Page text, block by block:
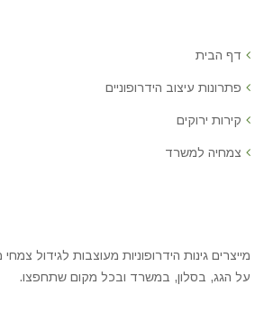
דף הבית
פתרונות עיצוב הידרופוניים
קירות ירוקים
צמחיה למשרד
מייצרים גינות הידרופוניות מעוצבות לגידול צמחי
על הגג, בסלון, במשרד ובכל מקום שתחפצו.